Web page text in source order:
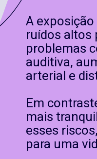
A
ruídos altos
problemas
auditiva,
arterial e
Em
mais
esses
para uma